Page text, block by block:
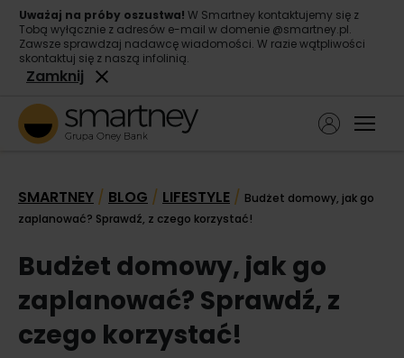
Uważaj na próby oszustwa! W Smartney kontaktujemy się z
Tobą wyłącznie z adresów e-mail w domenie @smartney.pl.
Zawsze sprawdzaj nadawcę wiadomości. W razie wątpliwości
skontaktuj się z naszą infolinią.
Zamknij
Pożyczka konsolidacyjna
Kontakt
SMARTNEY / BLOG / LIFESTYLE / Budżet domowy, jak go
zaplanować? Sprawdź, z czego korzystać!
Budżet domowy, jak go
zaplanować? Sprawdź, z
czego korzystać!